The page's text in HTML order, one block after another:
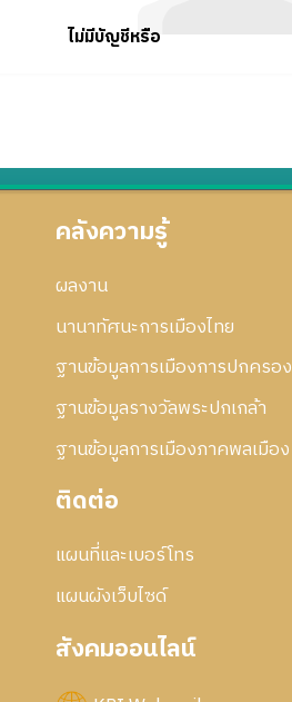
ไม่มีบัญชีหรือ
คลังความรู้
ผลงาน
นานาทัศนะการเมืองไทย
ฐานข้อมูลการเมืองการปกครอง
ฐานข้อมูลรางวัลพระปกเกล้า
ฐานข้อมูลการเมืองภาคพลเมือง
ติดต่อ
แผนที่และเบอร์โทร
แผนผังเว็บไซด์
สังคมออนไลน์